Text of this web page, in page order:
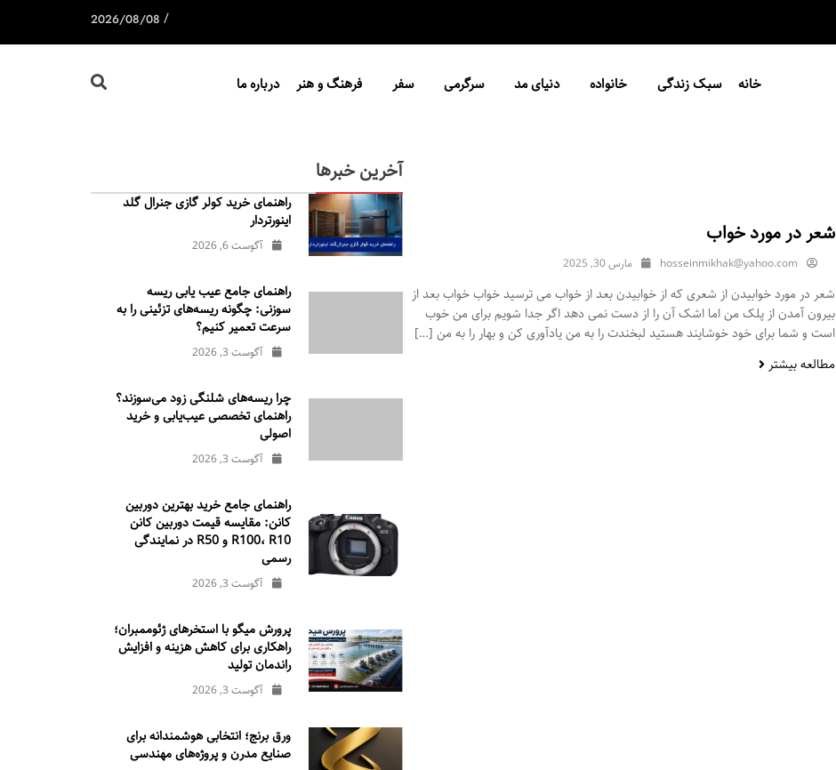
/
2026/08/08
خانه سبک زندگی خانواده دنیای مد سرگرمی سفر فرهنگ و هنر درباره ما
شعر در مورد خواب
hosseinmikhak@yahoo.com مارس 30, 2025
شعر در مورد خوابیدن از شعری که از خوابیدن بعد از خواب می ترسید خواب خواب بعد از
بیرون آمدن از پلک من اما اشک آن را از دست نمی دهد اگر جدا شویم برای من خوب
است و شما برای خود خوشایند هستید لبخندت را به من یادآوری کن و بهار را به من […]
مطالعه بیشتر
آخرین خبرها
راهنمای خرید کولر گازی جنرال‌ گلد
اینورتر‌دار
آگوست 6, 2026
راهنمای جامع عیب یابی ریسه
سوزنی: چگونه ریسه‌های تزئینی را به
سرعت تعمیر کنیم؟
آگوست 3, 2026
چرا ریسه‌های شلنگی زود می‌سوزند؟
راهنمای تخصصی عیب‌یابی و خرید
اصولی
آگوست 3, 2026
راهنمای جامع خرید بهترین دوربین
کانن: مقایسه قیمت دوربین کانن
R100، R10 و R50 در نمایندگی
رسمی
آگوست 3, 2026
پرورش میگو با استخرهای ژئوممبران؛
راهکاری برای کاهش هزینه و افزایش
راندمان تولید
آگوست 3, 2026
ورق برنج؛ انتخابی هوشمندانه برای
صنایع مدرن و پروژه‌های مهندسی